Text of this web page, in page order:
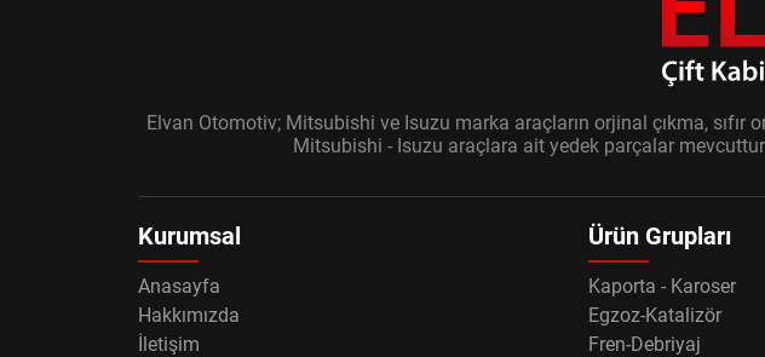
Elvan Otomotiv; Mitsubishi ve Isuzu marka araçların orjinal çıkma, sıfır
Mitsubishi - Isuzu araçlara ait yedek parçalar
Kurumsal
Anasayfa
Hakkımızda
İletişim
Ürün Grupları
Kaporta - Karoser
Egzoz-Katalizör
Fren-Debriyaj